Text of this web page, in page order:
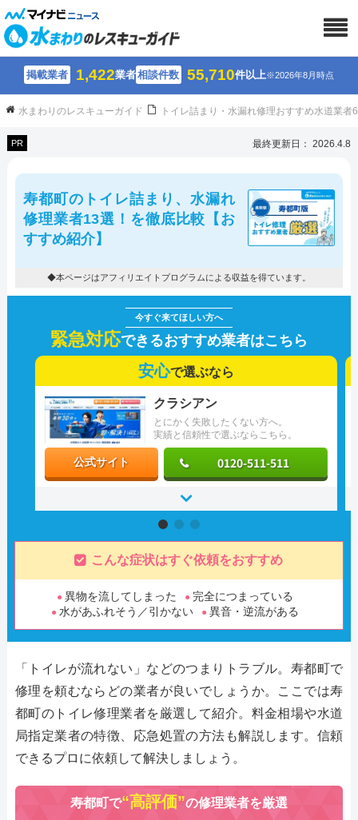
掲載業者 1,422業者相談件数 55,710件以上※2026年8月時点
水まわりのレスキューガイド トイレ詰まり・水漏れ修理おすすめ水道業
PR 最終更新日： 2026.4.8
寿都町のトイレ詰まり、水漏れ
修理業者13選！を徹底比較【お
すすめ紹介】
◆本ページはアフィリエイトプログラムによる収益を得ています。
緊急対応できるおすすめ業者はこちら
安心で選ぶなら
とにかく失敗したくない方へ。
実績と信頼性で選ぶならこちら。
クラシアン
公式サイト 0120-511-511
こんな症状はすぐ依頼をおすすめ
異物を流してしまった
完全につまっている
水があふれそう／引かない
異音・逆流がある
「トイレが流れない」などのつまりトラブル。寿都町で
修理を頼むならどの業者が良いでしょうか。ここでは寿
都町のトイレ修理業者を厳選して紹介。料金相場や水道
局指定業者の特徴、応急処置の方法も解説します。信頼
できるプロに依頼して解決しましょう。
寿都町で“高評価”の修理業者を厳選